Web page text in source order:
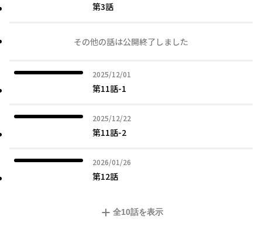
第3話
その他の話は公開終了しました
2025/12/01
2025年12月01日
第11話-1
2025/12/22
2025年12月22日
第11話-2
2026/01/26
2026年01月26日
第12話
全10話を表示